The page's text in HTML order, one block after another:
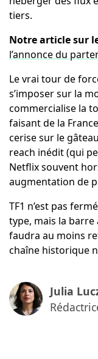
tiers.
Notre article sur
l’annonce du
Le vrai tour de
s’imposer sur la
commercialise la
faisant de la
cerise sur le
reach inédit (qui
Netflix souvent
augmentation de
TF1 n’est pas
type, mais la barre
faudra au moins
chaîne historique
Julia